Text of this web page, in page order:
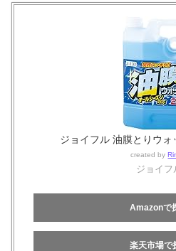
ジョイフル 油膜とりウ
created by
ジョイフ
Amazonで
楽天市場で